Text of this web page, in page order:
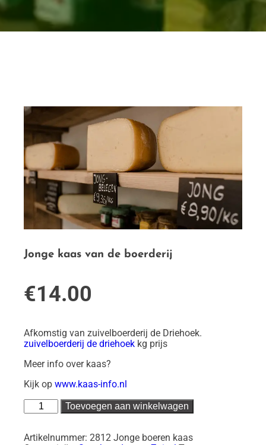
Jonge kaas van de boerderij
€14.00
Afkomstig van zuivelboerderij de Driehoek.
zuivelboerderij de driehoek kg prijs
Meer info over kaas?
Kijk op www.kaas-info.nl
Jonge
kaas
de
Toevoegen aan winkelwagen
Artikelnummer: 2812 Jonge boeren kaas